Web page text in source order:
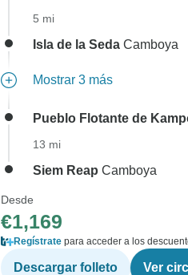
5 mi
Isla de la Seda Camboya
Mostrar 3 más
Pueblo Flotante de
13 mi
Siem Reap Camboya
Desde
€1,169
Regístrate para acceder a los
Descargar folleto Ver